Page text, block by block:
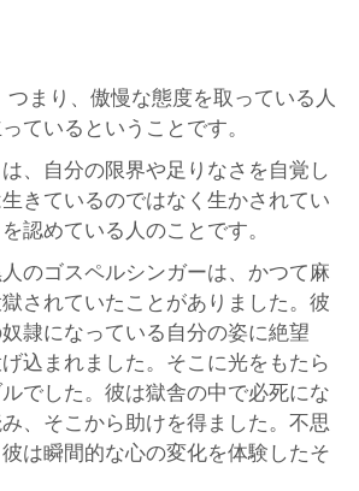
つまり、傲慢な態度を取っている人
ているということです。
、自分の限界や足りなさを自覚し
きているのではなく生かされてい
認めている人のことです。
のゴスペルシンガーは、かつて麻
されていたことがありました。彼
隷になっている自分の姿に絶望
込まれました。そこに光をもたら
でした。彼は獄舎の中で必死にな
、そこから助けを得ました。不思
は瞬間的な心の変化を体験したそ